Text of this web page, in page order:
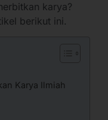
karya?
berikut ini.
Karya Ilmiah